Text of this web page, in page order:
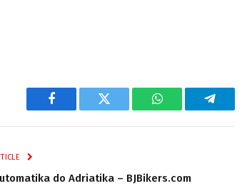
Facebook Twitter WhatsAppTelegram
do Adriatika – BJBikers.com